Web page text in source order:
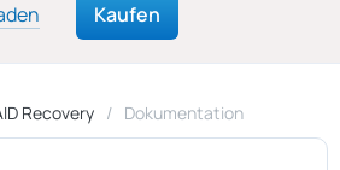
Kaufen
Recovery Dokumentation